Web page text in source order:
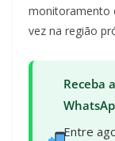
monitoramento
vez na região
Receba
Entre